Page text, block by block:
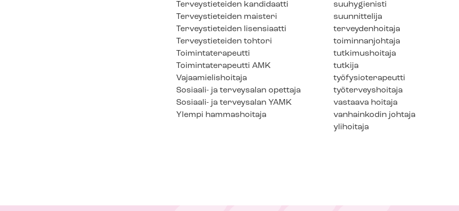
Terveystieteiden kandidaatti
Terveystieteiden maisteri
Terveystieteiden lisensiaatti
Terveystieteiden tohtori
Toi­min­ta­te­ra­peut­ti
Toi­min­ta­te­ra­peut­ti AMK
Va­jaa­mie­lis­hoi­ta­ja
Sosiaali- ja terveysalan opettaja
Sosiaali- ja terveysalan YAMK
Ylempi hammashoitaja
suuhygienisti
suunnittelija
terveydenhoitaja
toiminnanjohtaja
tutkimushoitaja
tutkija
työ­fy­sio­te­ra­peut­ti
työterveyshoitaja
vastaava hoitaja
vanhainkodin johtaja
ylihoitaja